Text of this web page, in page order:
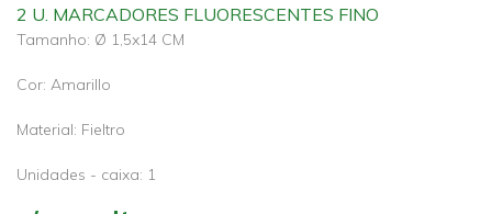
2 U. MARCADORES FLUORESCENTES FINO
Tamanho: Ø 1,5x14 CM
Cor: Amarillo
Material: Fieltro
Unidades - caixa: 1